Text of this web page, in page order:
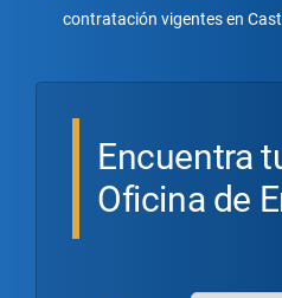
contratación vigentes en
Encuentra
Oficina de